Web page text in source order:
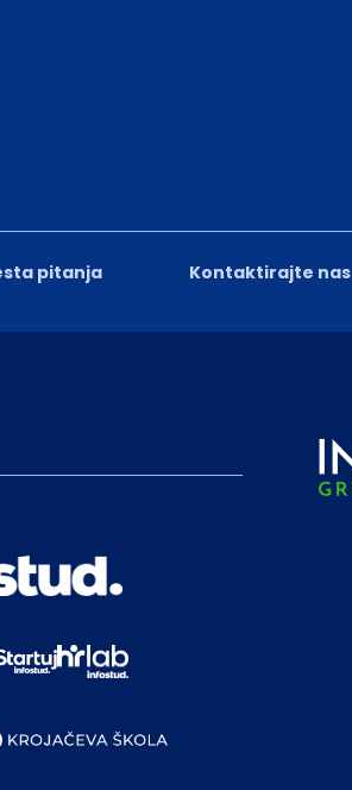
pitanja Kontaktirajte nas